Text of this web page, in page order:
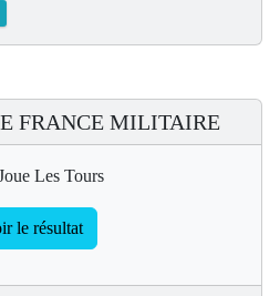
FRANCE MILITAIRE
Les Tours
le résultat